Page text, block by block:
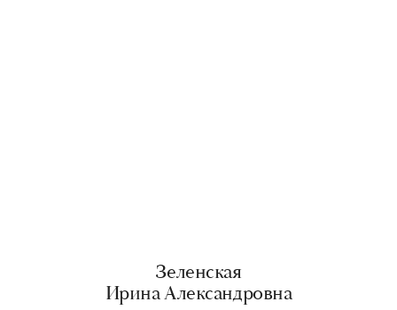
Зеленская
Ирина Александровна